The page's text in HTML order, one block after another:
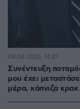
Συνέντευξη
μου έχει
μέρα, κάπνιζα
08.08.2026, 14:25